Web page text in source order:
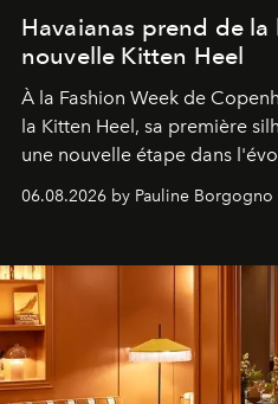
Havaianas prend de la
nouvelle Kitten Heel
À la Fashion Week de
la Kitten Heel, sa première
une nouvelle étape dans
06.08.2026 by Pauline Borgogno